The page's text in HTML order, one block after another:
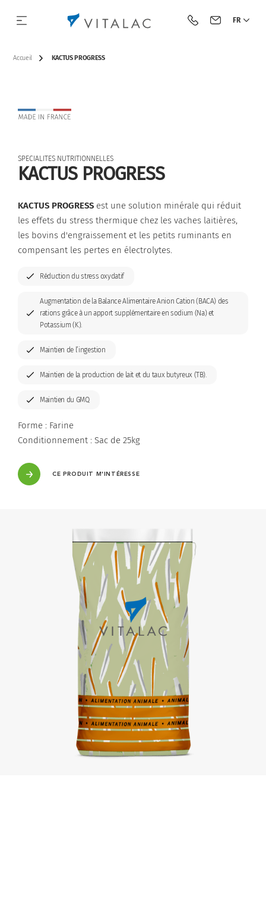
Appeler Vitalac
Contacter
FR
Accueil KACTUS PROGRESS
SPECIALITES NUTRITIONNELLES
KACTUS PROGRESS
KACTUS PROGRESS est une solution minérale qui réduit
les effets du stress thermique chez les vaches laitières,
les bovins d'engraissement et les petits ruminants en
compensant les pertes en électrolytes.
Réduction du stress oxydatif
Augmentation de la Balance Alimentaire Anion Cation (BACA) des
rations grâce à un apport supplémentaire en sodium (Na) et
Potassium (K).
Maintien de l’ingestion
Maintien de la production de lait et du taux butyreux (TB).
Maintien du GMQ
Forme : Farine
Conditionnement : Sac de 25kg
CE PRODUIT M'INTÉRESSE
Notre vision & notre mission
Nos engagements
Moyens industriels
Innovation
Organisation & Chiffres clés
Bovin viande
Volaille
Par catégorie
Complémentaires
Premix
Acides aminés protégés
Acidifiants
Capteurs mycotoxines
Optimisateurs de céréales et rations
Poudres de lait
Précurseurs de glucose
Sels anioniques
Spécialités nutritionnelles
Acidifiants et Flores de barrière
Outils